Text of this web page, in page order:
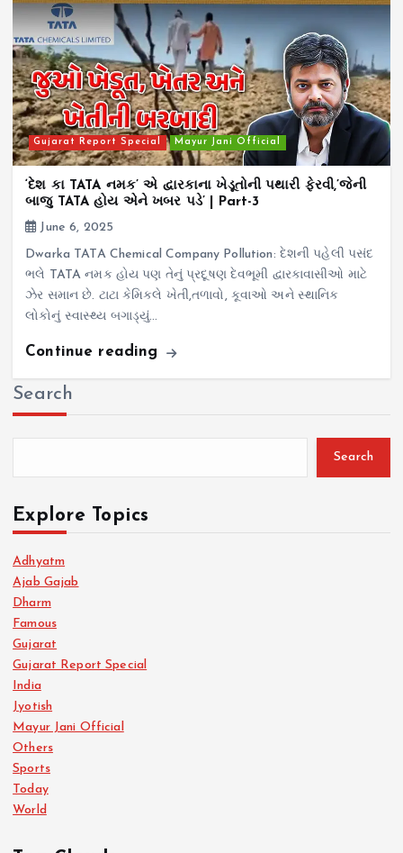
Gujarat Report Special Mayur Jani Official
‘દેશ કા TATA નમક’ એ દ્વારકાના ખેડૂતોની પથારી ફેરવી,’જેની
બાજુ TATA હોય એને ખબર પડે’ | Part-3
June 6, 2025
Dwarka TATA Chemical Company Pollution: દેશની પહેલી પસંદ
ભલે TATA નમક હોય પણ તેનું પ્રદૂષણ દેવભૂમી દ્વારકાવાસીઓ માટે
ઝેર સમાન છે. ટાટા કેમિકલે ખેતી,તળાવો, કૂવાઓ અને સ્થાનિક
લોકોનું સ્વાસ્થ્ય બગાડ્યું…
Continue reading
Search
Search
Explore Topics
Adhyatm
Ajab Gajab
Dharm
Famous
Gujarat
Gujarat Report Special
India
Jyotish
Mayur Jani Official
Others
Sports
Today
World